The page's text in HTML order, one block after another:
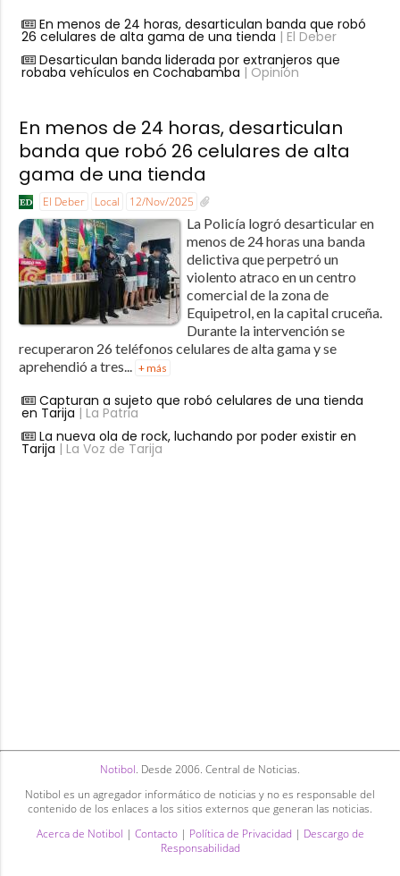
En menos de 24 horas, desarticulan banda que robó
26 celulares de alta gama de una tienda | El Deber
Desarticulan banda liderada por extranjeros que
robaba vehículos en Cochabamba | Opinión
En menos de 24 horas, desarticulan
banda que robó 26 celulares de alta
gama de una tienda
El Deber Local 12/Nov/2025
La Policía logró desarticular en
menos de 24 horas una banda
delictiva que perpetró un
violento atraco en un centro
comercial de la zona de
Equipetrol, en la capital cruceña.
Durante la intervención se
recuperaron 26 teléfonos celulares de alta gama y se
aprehendió a tres... + más
Capturan a sujeto que robó celulares de una tienda
en Tarija | La Patria
La nueva ola de rock, luchando por poder existir en
Tarija | La Voz de Tarija
Notibol. Desde 2006. Central de Noticias.
Notibol es un agregador informático de noticias y no es responsable del
contenido de los enlaces a los sitios externos que generan las noticias.
Acerca de Notibol | Contacto| Política de Privacidad | Descargo de
Responsabilidad